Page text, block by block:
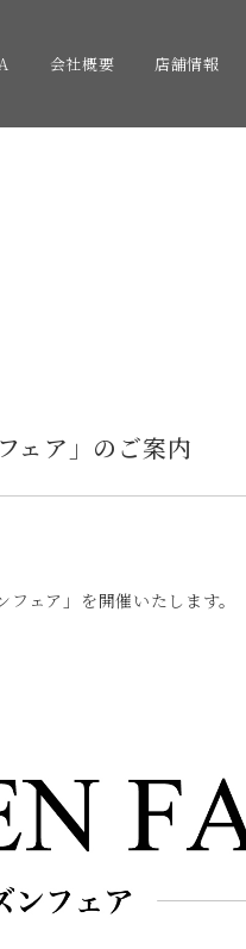
会社概要 店舗情報
ア」のご案内
ェア」を開催いたします。